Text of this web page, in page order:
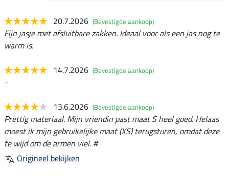
20.7.2026 (Bevestigde aankoop)
Fijn jasje met afsluitbare zakken. Ideaal voor als een jas nog te
warm is.
14.7.2026 (Bevestigde aankoop)
-
13.6.2026 (Bevestigde aankoop)
Prettig materiaal. Mijn vriendin past maat S heel goed. Helaas
moest ik mijn gebruikelijke maat (XS) terugsturen, omdat deze
te wijd om de armen viel. #
Origineel bekijken